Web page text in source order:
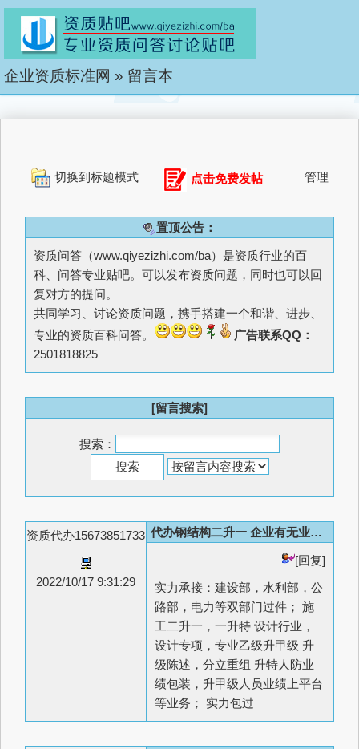
企业资质标准网 » 留言本
切换到标题模式 点击免费发帖 管理
置顶公告：
资质问答（www.qiyezizhi.com/ba）是资质行业的百
科、问答专业贴吧。可以发布资质问题，同时也可以回
复对方的提问。
共同学习、讨论资质问题，携手搭建一个和谐、进步、
专业的资质百科问答。
广告联系QQ：
2501818825
[留言搜索]
搜索：
资质代办15673851733
2022/10/17 9:31:29
代办钢结构二升一 企业有无业绩均可
[回复]
实力承接：建设部，水利部，公
路部，电力等双部门过件； 施
工二升一，一升特 设计行业，
设计专项，专业乙级升甲级 升
级陈述，分立重组 升特人防业
绩包装，升甲级人员业绩上平台
等业务； 实力包过